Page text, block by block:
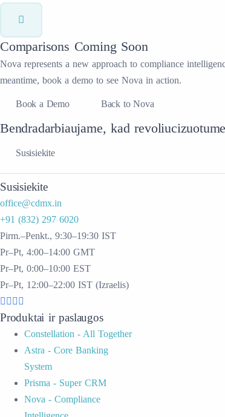
Comparisons Coming Soon
Nova represents a new approach to compliance
meantime, book a demo to see Nova in action.
Book a Demo Back to Nova
Bendradarbiaujame, kad
Susisiekite
Susisiekite
office@cdmx.in
+91 (832) 297 6020
Pirm.–Penkt., 9:30–19:30 IST
Pr–Pt, 4:00–14:00 GMT
Pr–Pt, 0:00–10:00 EST
Pr–Pt, 12:00–22:00 IST (Izraelis)
Produktai ir paslaugos
Constellation - All Together
Astra - Core Banking
System
Prisma - Super CRM
Nova - Compliance